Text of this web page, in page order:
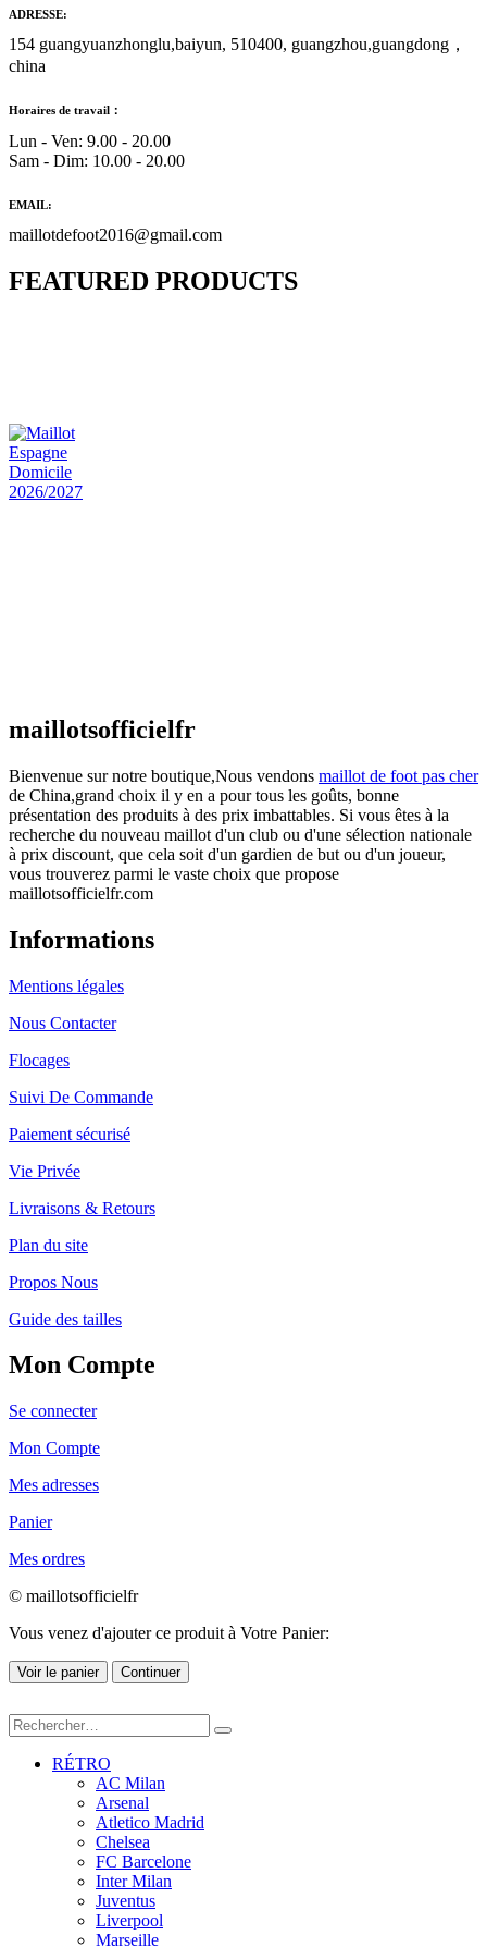
ADRESSE:
154 guangyuanzhonglu,baiyun, 510400, guangzhou,guangdong，
china
Horaires de travail：
Lun - Ven: 9.00 - 20.00
Sam - Dim: 10.00 - 20.00
EMAIL:
maillotdefoot2016@gmail.com
FEATURED PRODUCTS
maillotsofficielfr
Bienvenue sur notre boutique,Nous vendons maillot de foot pas cher
de China,grand choix il y en a pour tous les goûts, bonne
présentation des produits à des prix imbattables. Si vous êtes à la
recherche du nouveau maillot d'un club ou d'une sélection nationale
à prix discount, que cela soit d'un gardien de but ou d'un joueur,
vous trouverez parmi le vaste choix que propose
maillotsofficielfr.com
Informations
Mentions légales
Nous Contacter
Flocages
Suivi De Commande
Paiement sécurisé
Vie Privée
Livraisons & Retours
Plan du site
Propos Nous
Guide des tailles
Mon Compte
Se connecter
Mon Compte
Mes adresses
Panier
Mes ordres
© maillotsofficielfr
Vous venez d'ajouter ce produit à Votre Panier:
Voir le panier Continuer
RÉTRO
AC Milan
Arsenal
Atletico Madrid
Chelsea
FC Barcelone
Inter Milan
Juventus
Liverpool
Marseille